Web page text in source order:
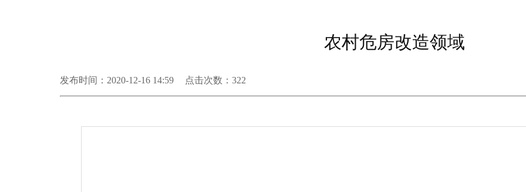
农村危房改造领域
发布时间：2020-12-16 14:59 点击次数： 322